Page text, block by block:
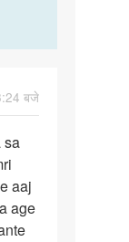
बजे
sa
aaj
age